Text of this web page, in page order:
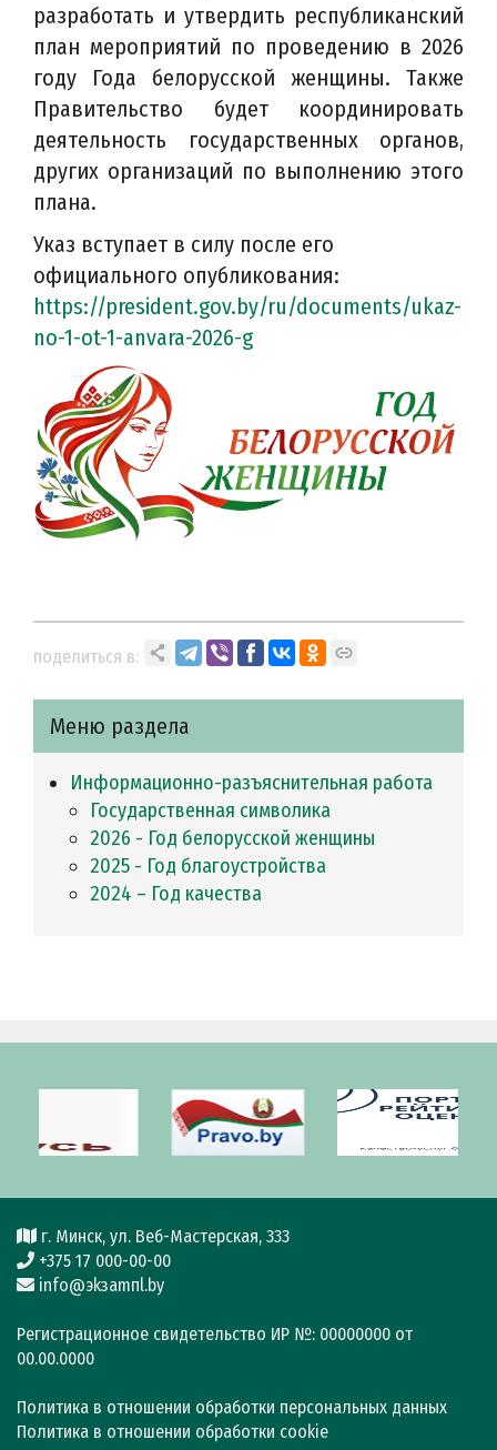
разработать и утвердить республиканский
план мероприятий по проведению в 2026
году Года белорусской женщины. Также
Правительство будет координировать
деятельность государственных органов,
других организаций по выполнению этого
плана.
Указ вступает в силу после его
официального опубликования:
https://president.gov.by/ru/documents/ukaz-
no-1-ot-1-anvara-2026-g
поделиться в:
Меню раздела
Информационно-разъяснительная работа
Государственная символика
2026 - Год белорусской женщины
2025 - Год благоустройства
2024 – Год качества
г. Минск, ул. Веб-Мастерская, 333
+375 17 000-00-00
info@эkзamпl.by
Регистрационное свидетельство ИР №: 00000000 от
00.00.0000
Политика в отношении обработки персональных данных
Политика в отношении обработки cookie